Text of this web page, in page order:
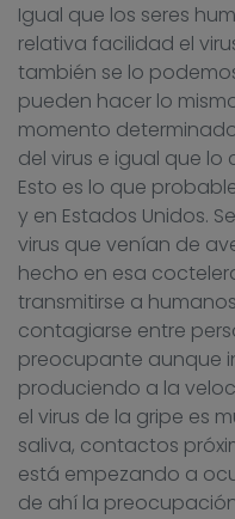
Igual que los seres
relativa facilidad el
también se lo
pueden hacer lo
momento
del virus e igual que
Esto es lo que
y en Estados Unidos.
virus que venían de
hecho en esa
transmitirse a
contagiarse entre
preocupante aunque
produciendo a la
el virus de la gripe es
saliva, contactos
está empezando a
de ahí la